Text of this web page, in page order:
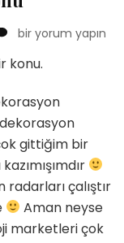
Pastel
Oda
için
bir yorum yapın
konu.
gittiğim bir
çalıştır
Aman neyse
marketleri çok